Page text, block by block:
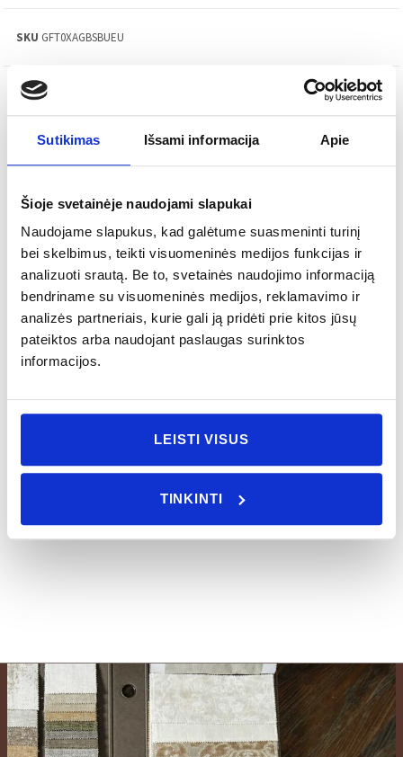
Sutikimas Išsami informacija Apie
Šioje svetainėje naudojami slapukai
Naudojame slapukus, kad galėtume suasmeninti turinį
bei skelbimus, teikti visuomeninės medijos funkcijas ir
analizuoti srautą. Be to, svetainės naudojimo informaciją
bendriname su visuomeninės medijos, reklamavimo ir
analizės partneriais, kurie gali ją pridėti prie kitos jūsų
pateiktos arba naudojant paslaugas surinktos
informacijos.
LEISTI VISUS
TINKINTI
SKU GFT0XAGBSBUEU
KATEGORIJA
Dovanų rinkiniai
POVEIKIS
Energizuojantis
Šviesi